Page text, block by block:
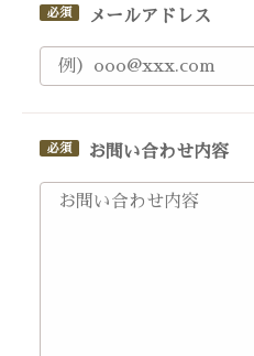
メールアドレス
お問い合わせ内容